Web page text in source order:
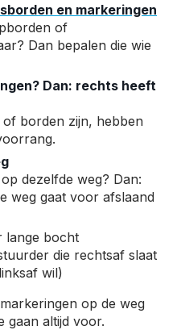
en markeringen
of
Dan bepalen die wie
Dan: rechts heeft
borden zijn, hebben
dezelfde weg? Dan:
weg gaat voor afslaand
lange bocht
die rechtsaf slaat
wil)
op de weg
gaan altijd voor.